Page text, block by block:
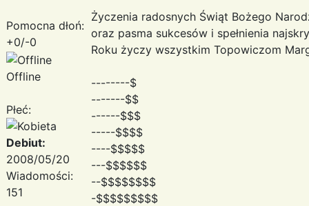
Pomocna dłoń:
+0/-0
Offline
Płeć:
Debiut:
2008/05/20
Wiadomości:
151
Życzenia radosnych Świąt Bożego
oraz pasma sukcesów i spełnienia
Roku życzy wszystkim Topowiczom
--------$
-------$$
------$$$
-----$$$$
----$$$$$
---$$$$$$
--$$$$$$$$
-$$$$$$$$$